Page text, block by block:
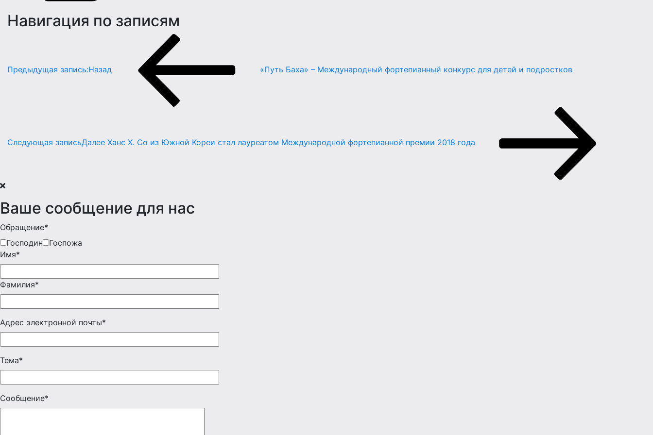
Навигация по записям
Предыдущая запись:Назад «Путь Баха» – Международный фортепианный конкурс для детей и подростков
Следующая записьДалее Ханс Х. Сo из Южной Кореи стал лауреатом Международной фортепианной премии 2018 года
Ваше сообщение для нас
Обращение*
Господин
Госпожа
Имя*
Фамилия*
Адрес электронной почты*
Тема*
Сообщение*